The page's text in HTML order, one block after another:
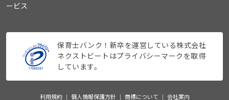
ービス
保育士バンク！新卒を運営している株式会社
ネクストビートはプライバシーマークを取得
しています。
利用規約 個人情報保護方針 商標について 会社案内